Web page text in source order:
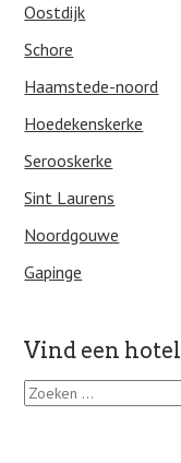
Oostdijk
Schore
Haamstede-noord
Hoedekenskerke
Serooskerke
Sint Laurens
Noordgouwe
Gapinge
Vind een hotel
Z
o